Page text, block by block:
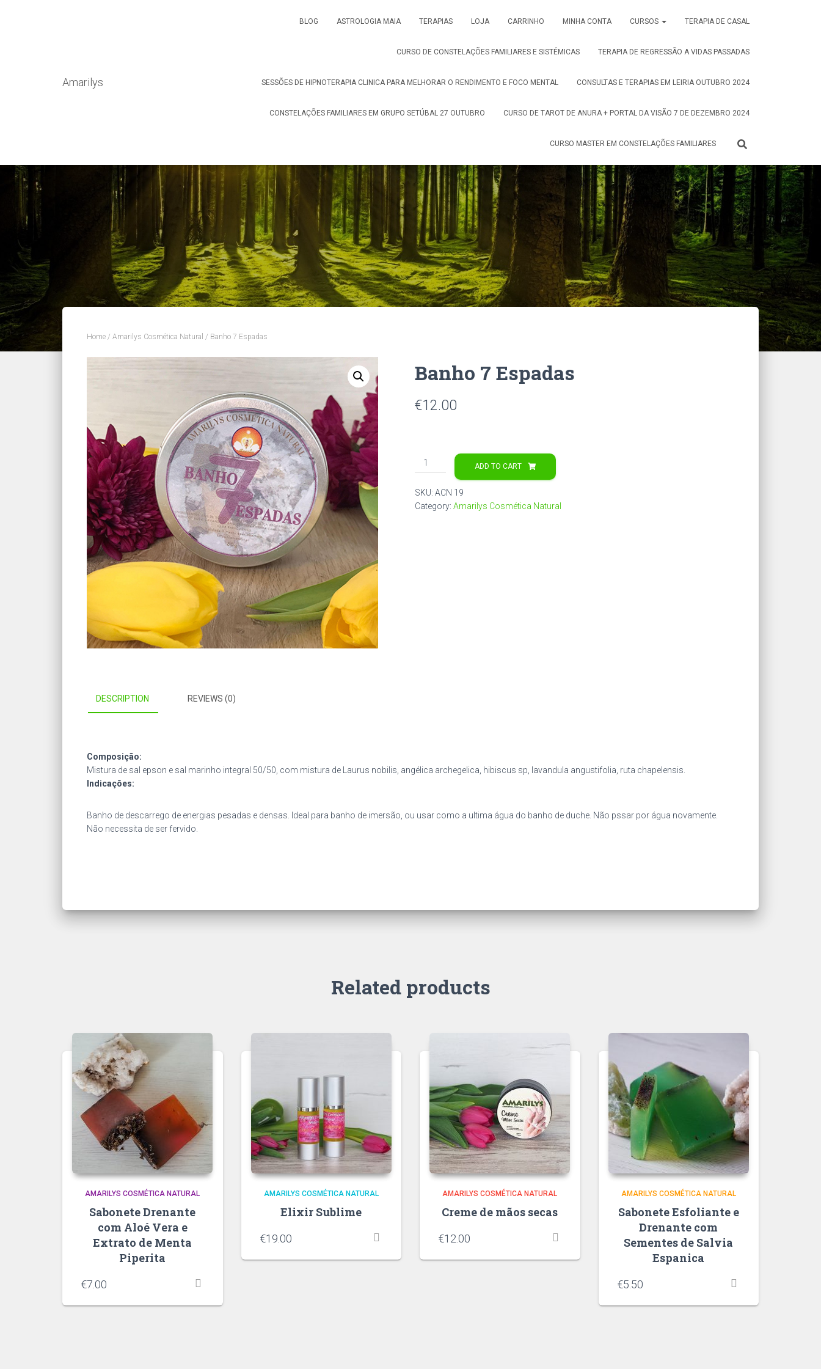
Amarilys
BLOG ASTROLOGIA MAIA TERAPIAS LOJA CARRINHO MINHA CONTA CURSOS TERAPIA DE CASAL
CURSO DE CONSTELAÇÕES FAMILIARES E SISTÉMICAS TERAPIA DE REGRESSÃO A VIDAS PASSADAS
SESSÕES DE HIPNOTERAPIA CLINICA PARA MELHORAR O RENDIMENTO E FOCO MENTAL CONSULTAS E TERAPIAS EM LEIRIA OUTUBRO 2024
CONSTELAÇÕES FAMILIARES EM GRUPO SETÚBAL 27 OUTUBRO CURSO DE TAROT DE ANURA + PORTAL DA VISÃO 7 DE DEZEMBRO 2024
CURSO MASTER EM CONSTELAÇÕES FAMILIARES
Home / Amarilys Cosmética Natural / Banho 7 Espadas
Banho 7 Espadas
€12.00
Banho
7
ADD TO CART
SKU: ACN 19
Category: Amarilys Cosmética Natural
DESCRIPTION REVIEWS (0)
Composição:
Mistura de sal epson e sal marinho integral 50/50, com mistura de Laurus nobilis, angélica archegelica, hibiscus sp, lavandula angustifolia, ruta chapelensis.
Indicações:
Banho de descarrego de energias pesadas e densas. Ideal para banho de imersão, ou usar como a ultima água do banho de duche. Não pssar por água novamente.
Não necessita de ser fervido.
Related products
AMARILYS COSMÉTICA NATURAL
Sabonete Drenante
com Aloé Vera e
Extrato de Menta
Piperita
€7.00
AMARILYS COSMÉTICA NATURAL
Elixir Sublime
€19.00
AMARILYS COSMÉTICA NATURAL
Creme de mãos secas
€12.00
AMARILYS COSMÉTICA NATURAL
Sabonete Esfoliante e
Drenante com
Sementes de Salvia
Espanica
€5.50